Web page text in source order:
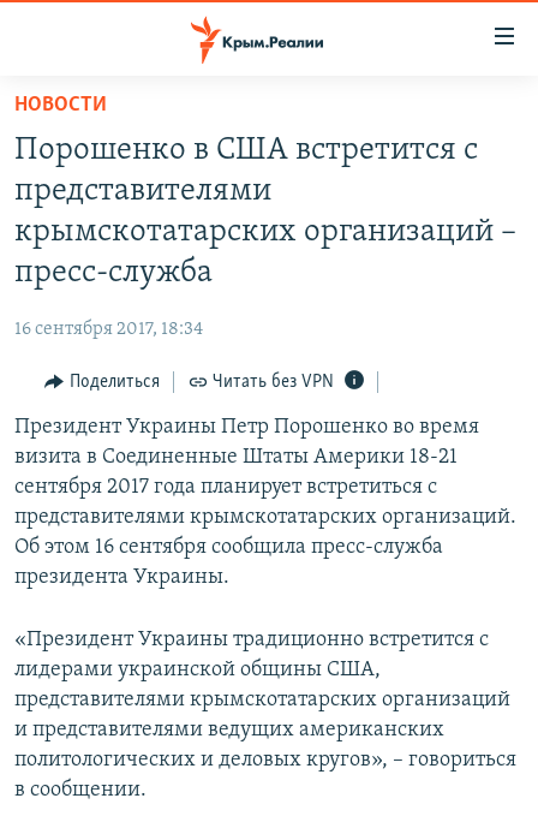
Вернуться
основному
содержанию
Вернутся
главной
Вернутся
поиску
СПЕЦПРОЕКТЫ
КАРТА ВОЕННЫХ ОБЪЕКТОВ КРЫМА
ВОДА
ИНТЕРАКТИВ
ИНФОГРАФИКА
ТЕЛЕПРОЕКТ КРЫМ.РЕАЛИИ
СОВЕТЫ ПРАВОЗАЩИТНИКОВ
ПРОПАВШИЕ БЕЗ ВЕСТИ
ПОБЕДИТЕЛЕЙ НЕ СУДЯТ?
ELIFBE
УКРАИНСКАЯ ПРОБЛЕМА КРЫМА
РАДІО СВОБОДА
КАК ОБОЙТИ БЛОКИРОВКУ
Українською
Qırımtatar
ПРИСОЕДИНЯЙТЕСЬ!
Все сайты RFE/RL
НОВОСТИ
Порошенко в США встретится с
представителями
крымскотатарских организаций –
пресс-служба
16 сентября 2017, 18:34
Поделиться Читать без VPN
Президент Украины Петр Порошенко во время
визита в Соединенные Штаты Америки 18-21
сентября 2017 года планирует встретиться с
представителями крымскотатарских организаций.
Об этом 16 сентября сообщила пресс-служба
президента Украины.
«Президент Украины традиционно встретится с
лидерами украинской общины США,
представителями крымскотатарских организаций
и представителями ведущих американских
политологических и деловых кругов», – говориться
в сообщении.